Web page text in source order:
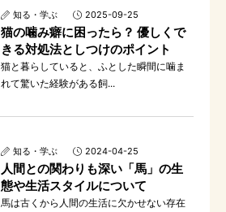
知る・学ぶ 2025-09-25
猫の噛み癖に困ったら？ 優しくで
きる対処法としつけのポイント
猫と暮らしていると、ふとした瞬間に噛ま
れて驚いた経験がある飼...
知る・学ぶ 2024-04-25
人間との関わりも深い「馬」の生
態や生活スタイルについて
馬は古くから人間の生活に欠かせない存在